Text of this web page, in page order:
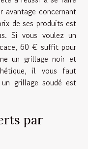
avantage concernant
de ses produits est
Si vous voulez un
60 € suffit pour
un grillage noir et
il vous faut
grillage soudé est
par